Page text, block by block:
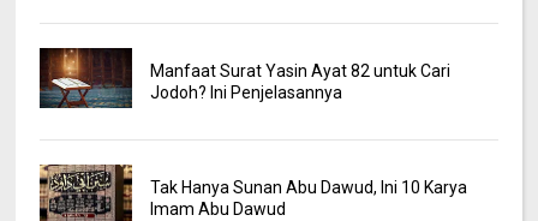
Manfaat Surat Yasin Ayat 82 untuk Cari
Jodoh? Ini Penjelasannya
Tak Hanya Sunan Abu Dawud, Ini 10 Karya
Imam Abu Dawud